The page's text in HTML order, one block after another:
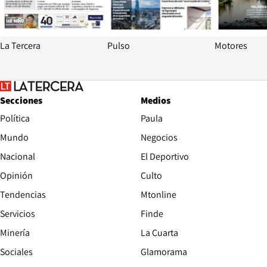
La Tercera Pulso Motores
Secciones
Política
Mundo
Nacional
Opinión
Tendencias
Servicios
Minería
Sociales
Medios
Paula
Negocios
El Deportivo
Culto
Mtonline
Finde
La Cuarta
Glamorama